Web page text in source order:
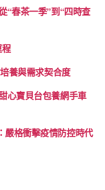
“春茶一季”到“四時查
養與需求契合度
心寶貝台包養網手車
嚴格衝擊疫情防控時代